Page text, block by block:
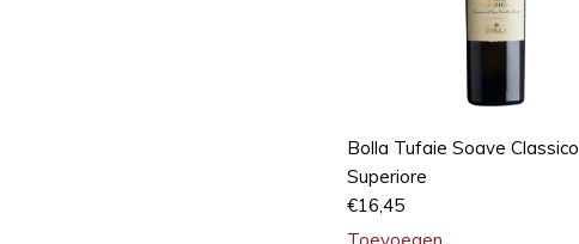
Bolla Tufaie Soave Classico
Superiore
€16,45